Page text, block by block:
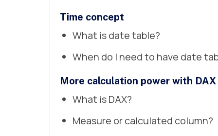
Time concept
What is date table?
When do I need to have date
More calculation power with DAX
What is DAX?
Measure or calculated column?